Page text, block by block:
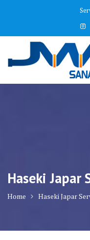
Haseki Japar
Home Haseki Japar